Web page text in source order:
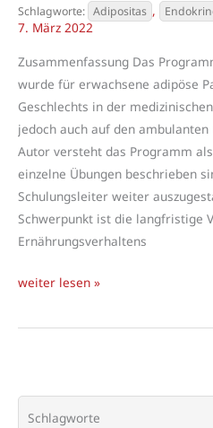
Adipositas ,
7. März 2022
Zusammenfassung Das
wurde für erwachsene adipöse
Geschlechts in der
jedoch auch auf den
Autor versteht das Programm
einzelne Übungen beschrieben
Schulungsleiter weiter
Schwerpunkt ist die langfristige
Ernährungsverhaltens
Mit
und
Therapiemanual
zur
weiter lesen »
Schlagworte